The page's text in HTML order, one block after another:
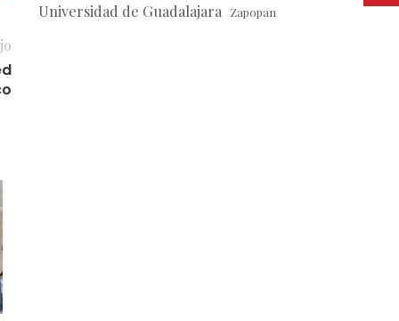
Universidad de Guadalajara Zapopan